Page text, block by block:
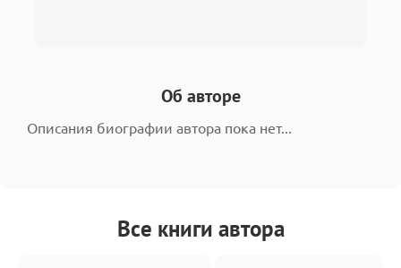
Об авторе
Описания биографии автора пока нет...
Все книги автора